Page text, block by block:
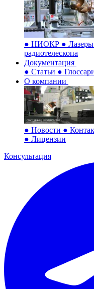
● НИОКР ● Лазеры
радиотелескопа
Документация
● Статьи ●
О компании
● Новости ●
● Лицензии
Консультация